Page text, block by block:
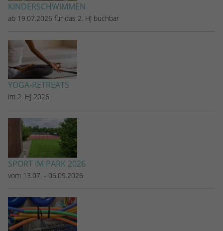
KINDERSCHWIMMEN
ab 19.07.2026 für das 2. HJ buchbar
YOGA-RETREATS
im 2. HJ 2026
SPORT IM PARK 2026
vom 13.07. - 06.09.2026